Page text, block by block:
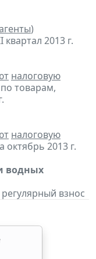
)
2013 г.
налоговую
товарам,
налоговую
октябрь 2013 г.
водных
регулярный взнос